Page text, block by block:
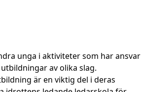
unga i aktiviteter som har ansvar
av olika slag.
är en viktig del i deras